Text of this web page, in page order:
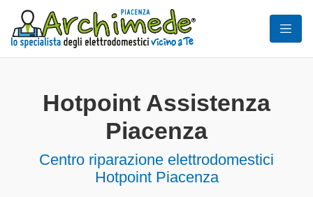
Hotpoint Assistenza
Piacenza
Centro riparazione elettrodomestici
Hotpoint Piacenza